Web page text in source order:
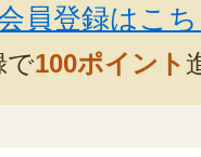
員登録はこ
で100ポイント